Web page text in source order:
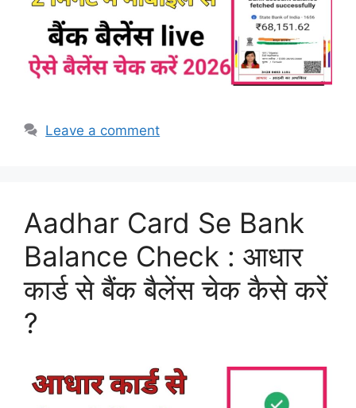
Leave a comment
Aadhar Card Se Bank
Balance Check : आधार
कार्ड से बैंक बैलेंस चेक कैसे करें
?